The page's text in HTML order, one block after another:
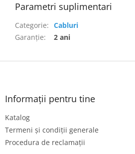
Parametri suplimentari
Categorie: Cabluri
Garanţie: 2 ani
S
Informații pentru tine
Katalog
Termeni și condiții generale
Procedura de reclamații